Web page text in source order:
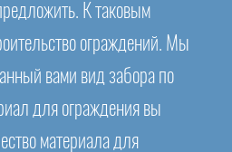
К таковым
ограждений. Мы
вами вид забора по
для ограждения вы
материала для